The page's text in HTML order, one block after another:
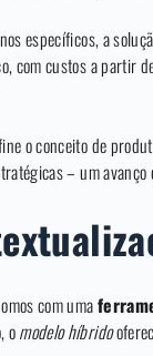
específicos, a
com custos a partir
o conceito de
– um
com uma
omodelo híbrido